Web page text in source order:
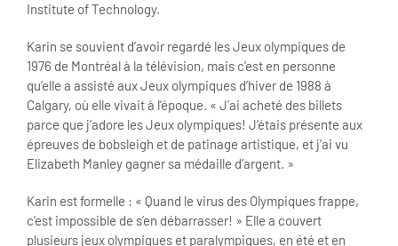
Institute of Technology.
Karin se souvient d’avoir regardé les Jeux olympiques de
1976 de Montréal à la télévision, mais c’est en personne
qu’elle a assisté aux Jeux olympiques d’hiver de 1988 à
Calgary, où elle vivait à l’époque. « J’ai acheté des billets
parce que j’adore les Jeux olympiques! J’étais présente aux
épreuves de bobsleigh et de patinage artistique, et j’ai vu
Elizabeth Manley gagner sa médaille d’argent. »
Karin est formelle : « Quand le virus des Olympiques frappe,
c’est impossible de s’en débarrasser! » Elle a couvert
plusieurs jeux olympiques et paralympiques, en été et en